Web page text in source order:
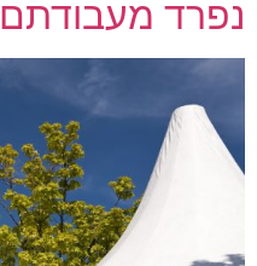
נפרד מעבודתם